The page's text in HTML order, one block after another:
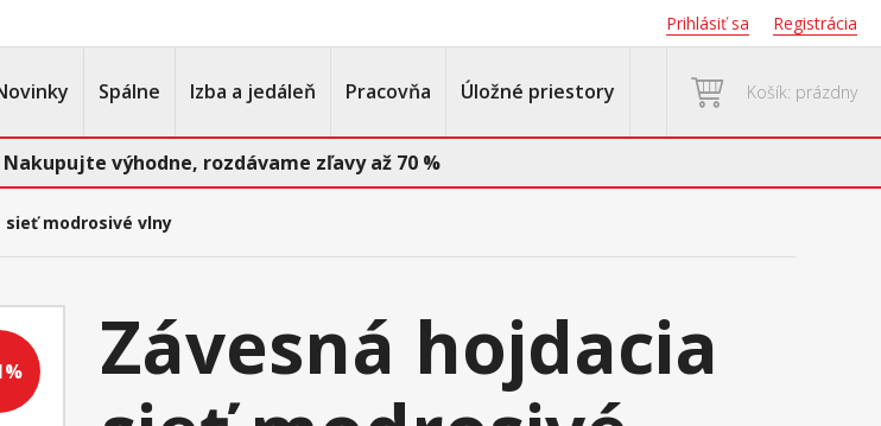
Prihlásiť sa Registrácia
Spálne Izba a jedáleň Pracovňa Úložné priestory Košík: prázdny
výhodne, rozdávame zľavy až 70 %
sieť modrosivé vlny
Závesná hojdacia